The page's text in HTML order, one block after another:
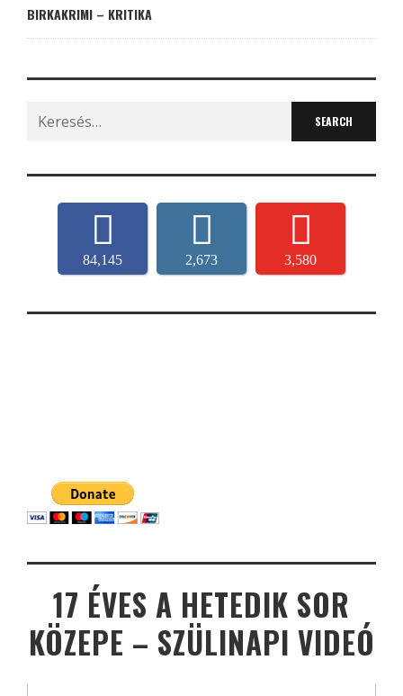
BIRKAKRIMI – KRITIKA
Search
for:
84,145 2,673 3,580
17 ÉVES A HETEDIK SOR
KÖZEPE – SZÜLINAPI VIDEÓ